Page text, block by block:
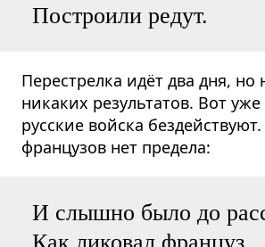
Построили редут.
Перестрелка идёт два дня, но
никаких результатов. Вот
русские войска
французов нет предела:
И слышно было до